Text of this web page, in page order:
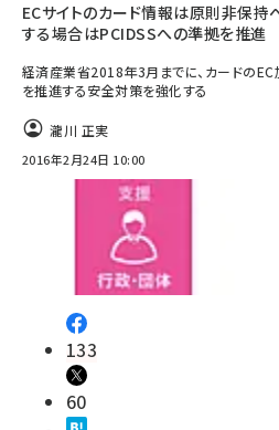
ECサイトのカード情報は原則非保持
する場合はPCIDSSへの準拠を推進
経済産業省2018年3月までに、カードの
を推進する安全対策を強化する
瀧川 正実
2016年2月24日 10:00
133
60